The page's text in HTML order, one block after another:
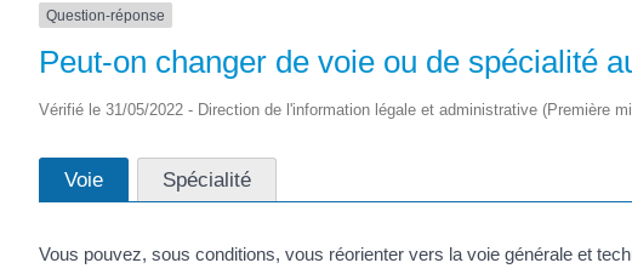
Question-réponse
Peut-on changer de voie ou de spécialité
Vérifié le 31/05/2022 - Direction de l'information légale et administrative (Première
Voie Spécialité
Vous pouvez, sous conditions, vous réorienter vers la voie générale et